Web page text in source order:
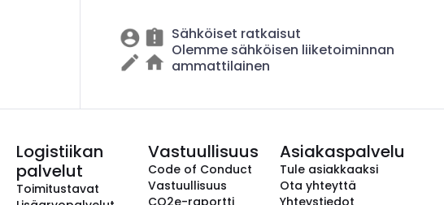
Sähköiset ratkaisut
Olemme sähköisen liiketoiminnan
ammattilainen
Logistiikan
palvelut
Toimitustavat
Vastuullisuus
Code of Conduct
Vastuullisuus
CO2e-raportti
Asiakaspalvelu
Tule asiakkaaksi
Ota yhteyttä
Yhteystiedot